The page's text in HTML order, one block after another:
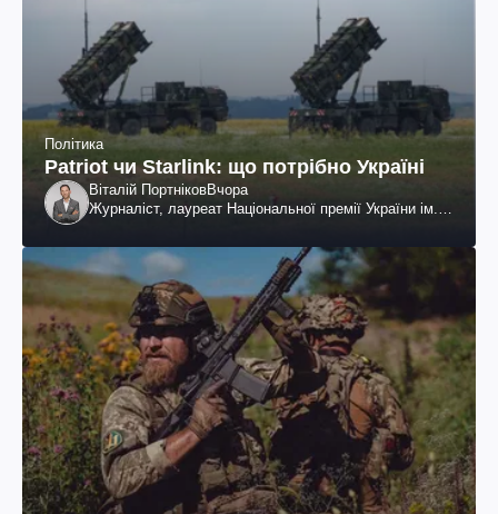
Політика
Patriot чи Starlink: що потрібно Україні
Віталій ПортніковВчора
Журналіст, лауреат Національної премії України ім.